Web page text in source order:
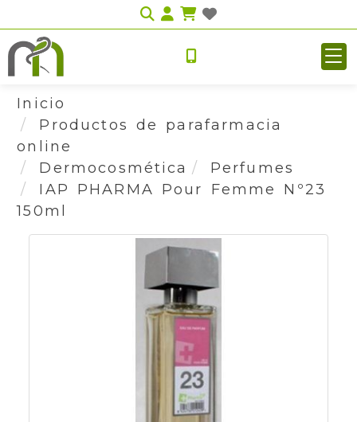
Identifícate
Inicio
Productos de parafarmacia
online
Dermocosmética
Perfumes
IAP PHARMA Pour Femme Nº23
150ml